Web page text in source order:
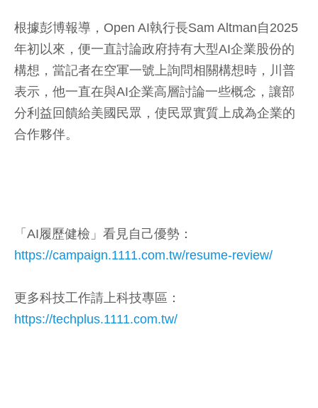
根據彭博報導，Open AI執行長Sam Altman自2025
年初以來，便一直討論政府持有大型AI企業股份的
構想，當記者在空軍一號上詢問相關構想時，川普
表示，他一直在與AI企業高層討論一些概念，讓部
分利益回饋給美國民眾，使民眾實質上成為企業的
合作夥伴。
「AI履歷健檢」看見自己優勢：
https://campaign.1111.com.tw/resume-review/
更多科技工作請上科技專區：
https://techplus.1111.com.tw/